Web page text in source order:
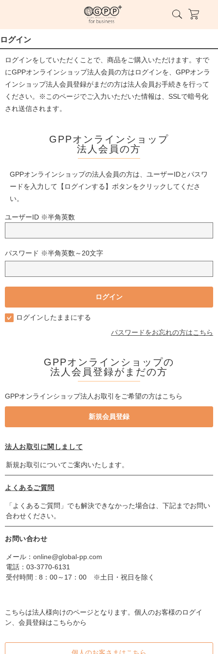
ログイン
ログインをしていただくことで、商品をご購入いただけます。すで
にGPPオンラインショップ法人会員の方はログインを、GPPオンラ
インショップ法人会員登録がまだの方は法人会員お手続きを行って
ください。※このページでご入力いただいた情報は、SSLで暗号化
され送信されます。
GPPオンラインショップ
法人会員の方
GPPオンラインショップの法人会員の方は、ユーザーIDとパスワ
ードを入力して【ログインする】ボタンをクリックしてくださ
い。
ユーザーID ※半角英数
パスワード ※半角英数～20文字
ログインしたままにする
パスワードをお忘れの方はこちら
GPPオンラインショップの
法人会員登録がまだの方
GPPオンラインショップ法人お取引をご希望の方はこちら
法人お取引に関しまして
新規お取引についてご案内いたします。
よくあるご質問
「よくあるご質問」でも解決できなかった場合は、下記までお問い
合わせください。
お問い合わせ
メール： online@global-pp.com
電話： 03-3770-6131
受付時間 : 8：00～17：00 ※土日・祝日を除く
こちらは法人様向けのページとなります。個人のお客様のログイ
ン、会員登録はこちらから